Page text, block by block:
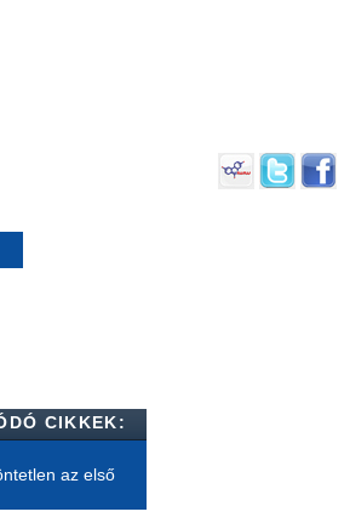
CIKKEK:
az első